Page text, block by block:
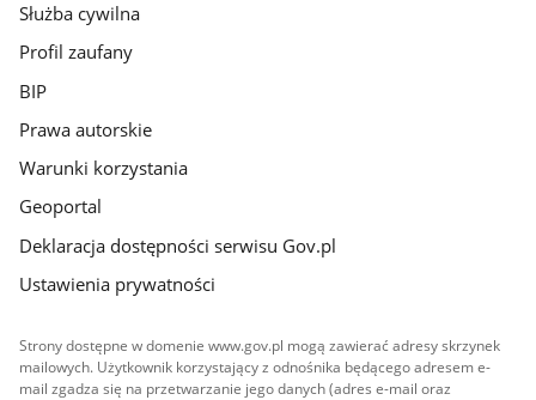
Służba cywilna
Profil zaufany
BIP
Prawa autorskie
Warunki korzystania
Geoportal
Deklaracja dostępności serwisu Gov.pl
Ustawienia prywatności
Strony dostępne w domenie www.gov.pl mogą zawierać adresy skrzynek
mailowych. Użytkownik korzystający z odnośnika będącego adresem e-
mail zgadza się na przetwarzanie jego danych (adres e-mail oraz